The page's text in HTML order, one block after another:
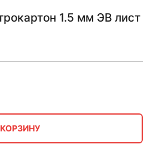
1.5 мм ЭВ лист